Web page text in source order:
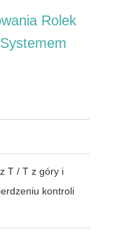
Rolek
T / T z góry i
kontroli